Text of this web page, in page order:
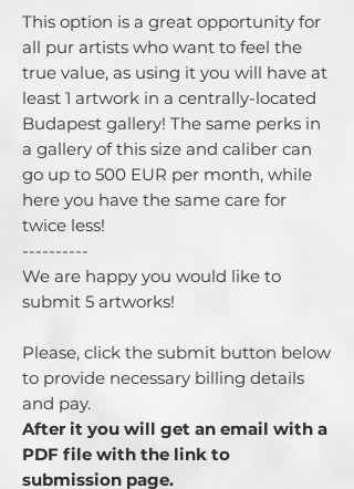
This option is a great opportunity for
all pur artists who want to feel the
true value, as using it you will have at
least 1 artwork in a centrally-located
Budapest gallery! The same perks in
a gallery of this size and caliber can
go up to 500 EUR per month, while
here you have the same care for
twice less!
----------
We are happy you would like to
submit 5 artworks!
Please, click the submit button below
to provide necessary billing details
and pay.
After it you will get an email with a
PDF file with the link to
submission page.